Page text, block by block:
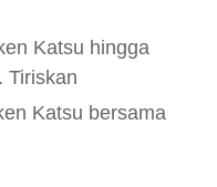
Katsu hingga
Tiriskan
Katsu bersama